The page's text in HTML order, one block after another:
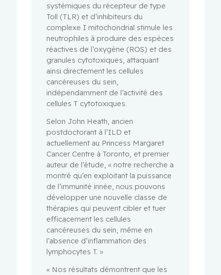
systémiques du récepteur de type
Toll (TLR) et d’inhibiteurs du
complexe I mitochondrial stimule les
neutrophiles à produire des espèces
réactives de l’oxygène (ROS) et des
granules cytotoxiques, attaquant
ainsi directement les cellules
cancéreuses du sein,
indépendamment de l’activité des
cellules T cytotoxiques.
Selon John Heath, ancien
postdoctorant à l’ILD et
actuellement au Princess Margaret
Cancer Centre à Toronto, et premier
auteur de l’étude, « notre recherche a
montré qu’en exploitant la puissance
de l’immunité innée, nous pouvons
développer une nouvelle classe de
thérapies qui peuvent cibler et tuer
efficacement les cellules
cancéreuses du sein, même en
l’absence d’inflammation des
lymphocytes T. »
« Nos résultats démontrent que les